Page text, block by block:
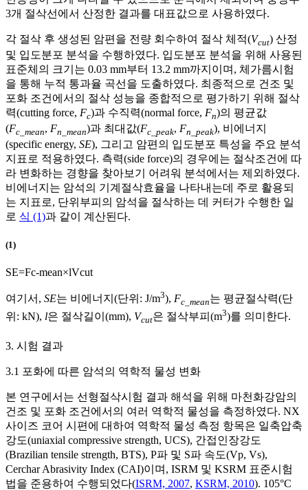
3개 절삭선에서 산정한 결과를 대표값으로 사용하였다.
각 절삭 후 생성된 암편을 전량 회수하여 절삭 체적(Vcut) 산정
및 입도분포 분석을 수행하였다. 입도분포 분석을 위해 사용된
표준체의 크기는 0.03 mm부터 13.2 mm까지이며, 체가름시험
을 통해 누적 통과율 곡선을 도출하였다. 최종적으로 건조 및
포화 조건에서의 절삭 성능을 종합적으로 평가하기 위해 절삭
력(cutting force, Fc)과 수직력(normal force, Fn)의 평균값
(Fc_mean, Fn_mean)과 최대값(Fc_peak, Fn_peak), 비에너지
(specific energy, SE), 그리고 암편의 입도분포 특성을 주요 분석
지표로 적용하였다. 측력(side force)의 경우에는 절삭조건에 따
라 변화하는 경향을 찾아보기 어려워 분석에서는 제외하였다.
비에너지는 암석의 기계절삭효율을 나타내는데 주로 활용되
는 지표로, 단위부피의 암석을 절삭하는 데 커터가 수행한 일
로 식 (1)과 같이 계산된다.
(1)
SE=Fc-mean×lVcut
여기서, SE는 비에너지(단위: J/m3), Fc_mean는 평균절삭력(단
위: kN), l은 절삭길이(mm), Vcut은 절삭부피(m3)를 의미한다.
3. 시험 결과
3.1 포화에 따른 암석의 역학적 물성 변화
본 연구에서는 선형절삭시험 결과 해석을 위해 마천화강암의
건조 및 포화 조건에서의 여러 역학적 물성을 측정하였다. NX
사이즈 코어 시편에 대하여 역학적 물성 측정 항목은 일축압축
강도(uniaxial compressive strength, UCS), 간접인장강도
(Brazilian tensile strength, BTS), P파 및 S파 속도(Vp, Vs),
Cerchar Abrasivity Index (CAI)이며, ISRM 및 KSRM 표준시험
법을 준용하여 수행되었다(ISRM, 2007, KSRM, 2010). 105°C